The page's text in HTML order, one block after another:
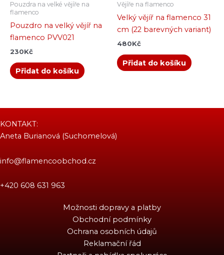
Pouzdra na velké vějíře na
flamenco
Pouzdro na velký vějíř na
flamenco PVV021
230Kč
Přidat do košíku
Vějíře na flamenco
Velký vějíř na flamenco 31
cm (22 barevných variant)
480Kč
Přidat do košíku
KONTAKT:
Aneta Burianová (Suchomelová)
info@flamencoobchod.cz
+420 608 631 963
Možnosti dopravy a platby
Obchodní podmínky
Ochrana osobních údajů
Reklamační řád